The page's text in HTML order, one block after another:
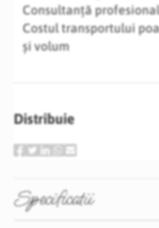
Consultanță
Costul transportului
și volum
Distribuie
Specificatii